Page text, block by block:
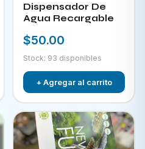
Dispensador De
Agua Recargable
$50.00
Stock: 93 disponibles
+ Agregar al carrito